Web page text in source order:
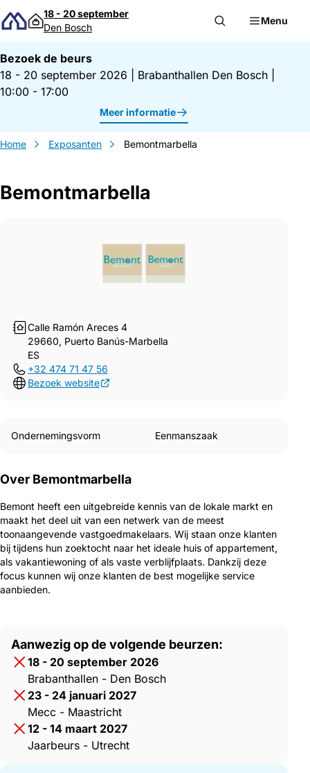
Direct naar inhoud
18 - 20 september
Den Bosch
Menu
Bezoek de beurs
18 - 20 september 2026
Brabanthallen Den Bosch
10:00 - 17:00
Meer informatie
Home Exposanten Bemontmarbella
Bemontmarbella
Calle Ramón Areces 4
29660, Puerto Banús-Marbella
ES
+32 474 71 47 56
Bezoek website
Ondernemingsvorm Eenmanszaak
Over Bemontmarbella
Bemont heeft een uitgebreide kennis van de lokale markt en
maakt het deel uit van een netwerk van de meest
toonaangevende vastgoedmakelaars. Wij staan onze klanten
bij tijdens hun zoektocht naar het ideale huis of appartement,
als vakantiewoning of als vaste verblijfplaats. Dankzij deze
focus kunnen wij onze klanten de best mogelijke service
aanbieden.
Aanwezig op de volgende beurzen:
18 - 20 september 2026
Brabanthallen - Den Bosch
23 - 24 januari 2027
Mecc - Maastricht
12 - 14 maart 2027
Jaarbeurs - Utrecht